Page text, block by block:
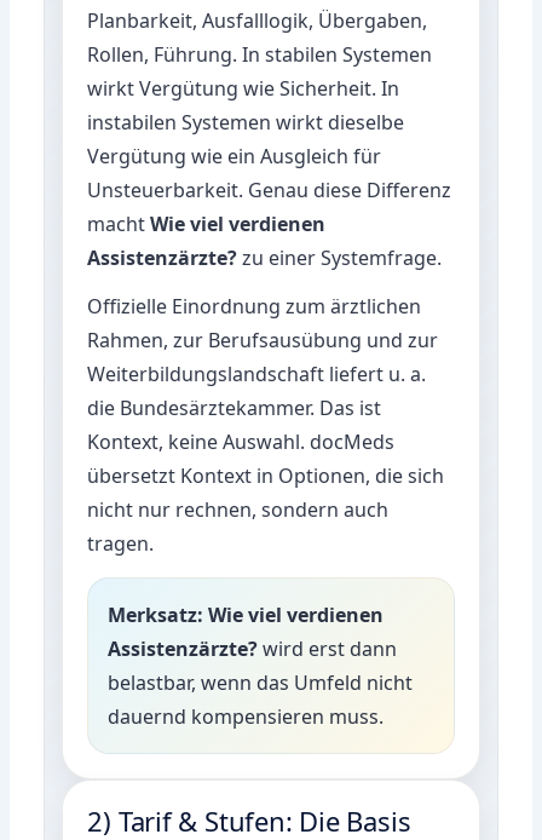
Planbarkeit, Ausfalllogik, Übergaben,
Rollen, Führung. In stabilen Systemen
wirkt Vergütung wie Sicherheit. In
instabilen Systemen wirkt dieselbe
Vergütung wie ein Ausgleich für
Unsteuerbarkeit. Genau diese Differenz
machtWie viel verdienen
Assistenzärzte?zu einer Systemfrage.
Offizielle Einordnung zum ärztlichen
Rahmen, zur Berufsausübung und zur
Weiterbildungslandschaft liefert u. a.
die Bundesärztekammer. Das ist
Kontext, keine Auswahl. docMeds
übersetzt Kontext in Optionen, die sich
nicht nur rechnen, sondern auch
tragen.
Merksatz: Wie viel verdienen
Assistenzärzte?wird erst dann
belastbar, wenn das Umfeld nicht
dauernd kompensieren muss.
2) Tarif & Stufen: Die Basis